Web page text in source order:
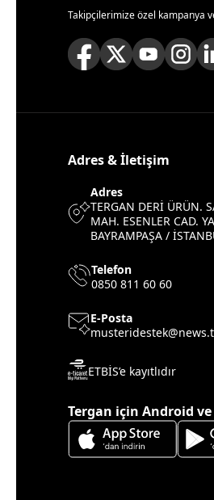
Takipçilerimize özel kampanya
Adres & İletişim
Adres
TERGAN DERİ ÜRÜN.
MAH. ESENLER CAD.
BAYRAMPAŞA /
Telefon
0850 811 60 60
E-Posta
ETBİS’e kayıtlıdır
Tergan için Android